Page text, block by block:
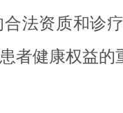
法资质和诊
者健康权益的